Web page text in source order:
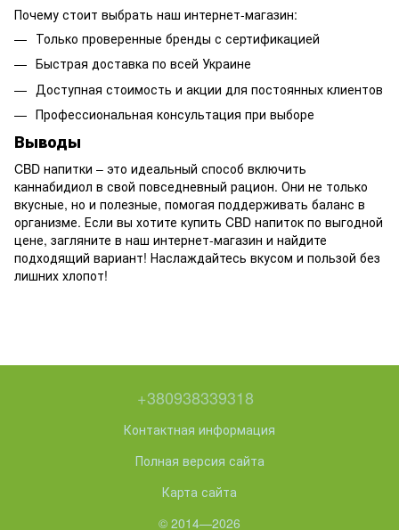
Почему стоит выбрать наш интернет-магазин:
Только проверенные бренды с сертификацией
Быстрая доставка по всей Украине
Доступная стоимость и акции для постоянных клиентов
Профессиональная консультация при выборе
Выводы
CBD напитки – это идеальный способ включить
каннабидиол в свой повседневный рацион. Они не только
вкусные, но и полезные, помогая поддерживать баланс в
организме. Если вы хотите купить CBD напиток по выгодной
цене, загляните в наш интернет-магазин и найдите
подходящий вариант! Наслаждайтесь вкусом и пользой без
лишних хлопот!
+380938339318
Контактная информация
Полная версия сайта
Карта сайта
© 2014—2026